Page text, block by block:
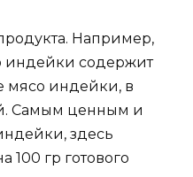
Например,
индейки содержит
мясо индейки, в
Самым ценным и
здесь
100 гр готового